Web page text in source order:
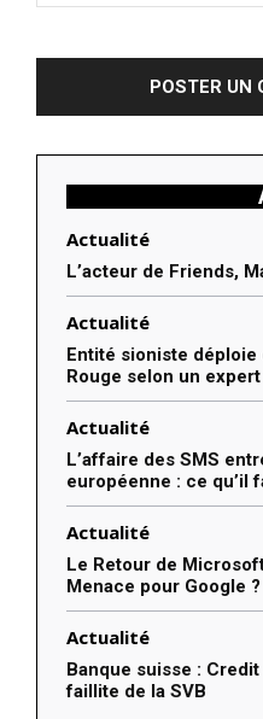
Actualité
L’acteur de Friends,
Actualité
Entité sioniste
Rouge selon un
Actualité
L’affaire des SMS
européenne : ce qu’il
Actualité
Le Retour de
Menace pour Google ?
Actualité
Banque suisse :
faillite de la SVB